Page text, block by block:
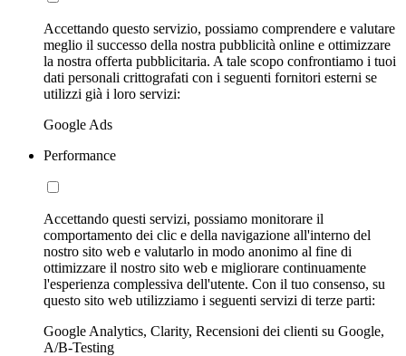
Accettando questo servizio, possiamo comprendere e valutare
meglio il successo della nostra pubblicità online e ottimizzare
la nostra offerta pubblicitaria. A tale scopo confrontiamo i tuoi
dati personali crittografati con i seguenti fornitori esterni se
utilizzi già i loro servizi:
Google Ads
Performance
Accettando questi servizi, possiamo monitorare il
comportamento dei clic e della navigazione all'interno del
nostro sito web e valutarlo in modo anonimo al fine di
ottimizzare il nostro sito web e migliorare continuamente
l'esperienza complessiva dell'utente. Con il tuo consenso, su
questo sito web utilizziamo i seguenti servizi di terze parti:
Google Analytics, Clarity, Recensioni dei clienti su Google,
A/B-Testing